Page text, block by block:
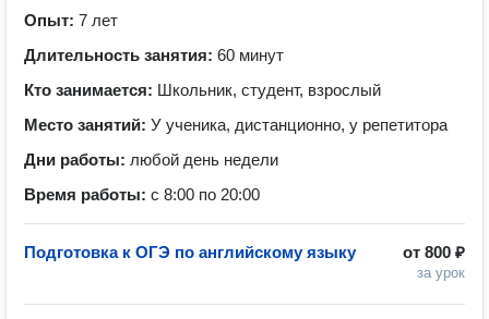
Опыт: 7 лет
Длительность занятия: 60 минут
Кто занимается: Школьник, студент, взрослый
Место занятий: У ученика, дистанционно, у репетитора
Дни работы: любой день недели
Время работы: с 8:00 по 20:00
от 800 ₽
за урок
Подготовка к ОГЭ по английскому языку